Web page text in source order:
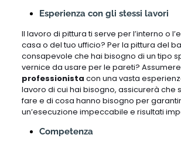
Esperienza con gli stessi lavori
Il lavoro di pittura ti serve per l’interno o
casa o del tuo ufficio? Per la pittura del
consapevole che hai bisogno di un tipo
vernice da usare per le pareti?
professionista con una vasta
lavoro di cui hai bisogno, assicurerà che
fare e di cosa hanno bisogno per
un’esecuzione impeccabile e risultati
Competenza